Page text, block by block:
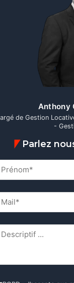
Anthony
de Gestion
-
Parlez
(Nécessaire)
(Nécessaire)
(Nécessaire)